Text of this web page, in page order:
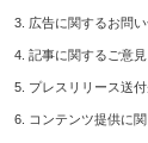
3. 広告に関するお問
4. 記事に関するご意
5. プレスリリース送
6. コンテンツ提供に